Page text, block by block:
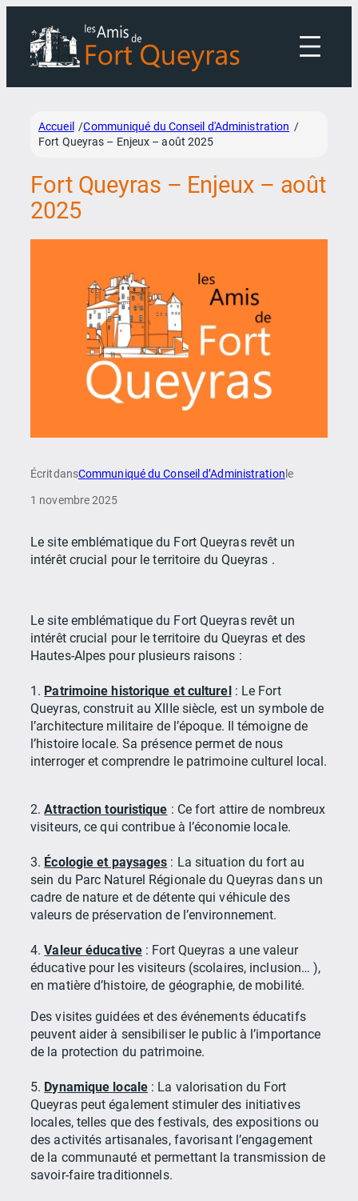
contenu
Accueil /Communiqué du Conseil d'Administration /
Fort Queyras – Enjeux – août 2025
Fort Queyras – Enjeux – août
2025
ÉcritdansCommuniqué du Conseil d’Administration le
1 novembre 2025
Le site emblématique du Fort Queyras revêt un
intérêt crucial pour le territoire du Queyras .
Le site emblématique du Fort Queyras revêt un
intérêt crucial pour le territoire du Queyras et des
Hautes-Alpes pour plusieurs raisons :
1. Patrimoine historique et culturel: Le Fort
Queyras, construit au XIIIe siècle, est un symbole de
l’architecture militaire de l’époque. Il témoigne de
l’histoire locale. Sa présence permet de nous
interroger et comprendre le patrimoine culturel local.
2.Attraction touristique : Ce fort attire de nombreux
visiteurs, ce qui contribue à l’économie locale.
3. Écologie et paysages : La situation du fort au
sein du Parc Naturel Régionale du Queyras dans un
cadre de nature et de détente qui véhicule des
valeurs de préservation de l’environnement.
4.Valeur éducative: Fort Queyras a une valeur
éducative pour les visiteurs (scolaires, inclusion… ),
en matière d’histoire, de géographie, de mobilité.
Des visites guidées et des événements éducatifs
peuvent aider à sensibiliser le public à l’importance
de la protection du patrimoine.
5. Dynamique locale: La valorisation du Fort
Queyras peut également stimuler des initiatives
locales, telles que des festivals, des expositions ou
des activités artisanales, favorisant l’engagement
de la communauté et permettant la transmission de
savoir-faire traditionnels.